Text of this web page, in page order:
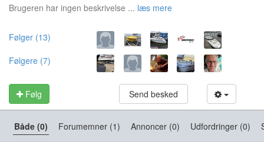
Brugeren har ingen beskrivelse ... læs mere
Følger (13)
Følgere (7)
Følg Send besked
Både (0) Forumemner (1) Annoncer (0) Udfordringer (0)